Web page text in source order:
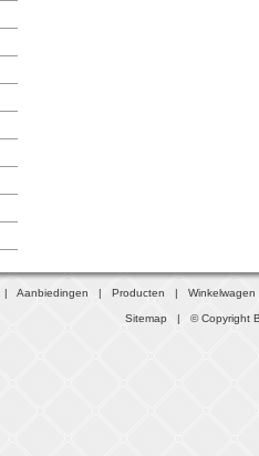
|Aanbiedingen |Producten |Winkelwagen
Sitemap | © Copyright